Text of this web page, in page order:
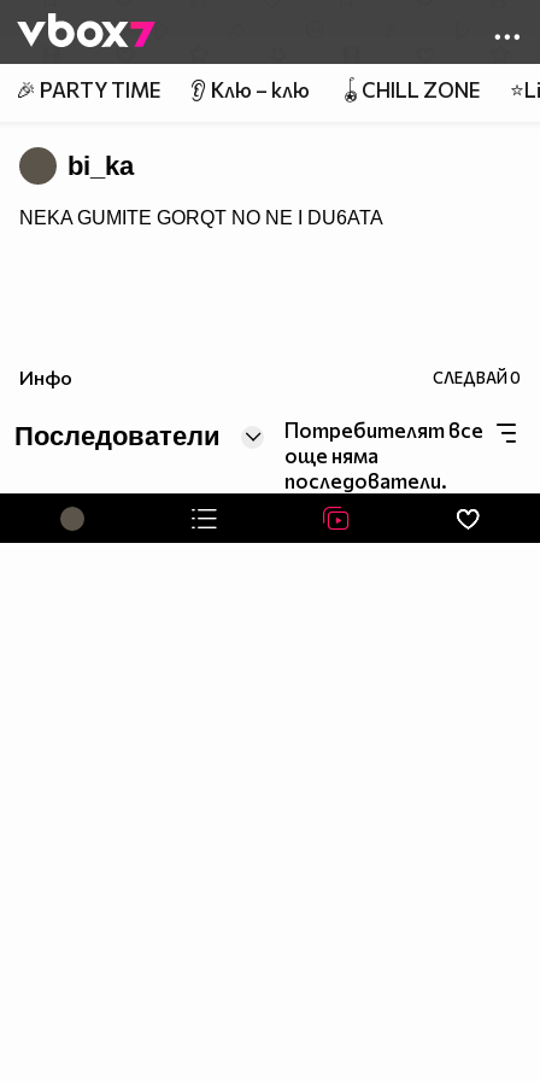
👾
🎉 PARTY TIME 👂 Клю – клю 🪀CHILL ZONE
bi_ka
NEKA GUMITE GORQT NO NE I DU6ATA
Инфо СЛЕДВАЙ0
Последователи
Потребителят все
още няма
последователи.